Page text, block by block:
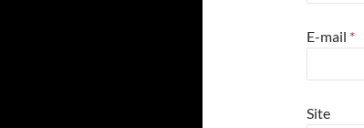
E-mail *
Site